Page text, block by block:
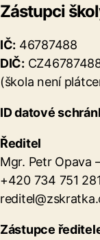
Zástupci
IČ: 46787488
DIČ:
(škola není
ID datové
Ředitel
Mgr. Petr Opava
+420 734 751 281
Zástupce